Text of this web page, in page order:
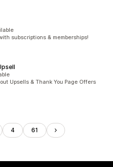
subscriptions & memberships!
Upsells & Thank You Page Offers
4 61